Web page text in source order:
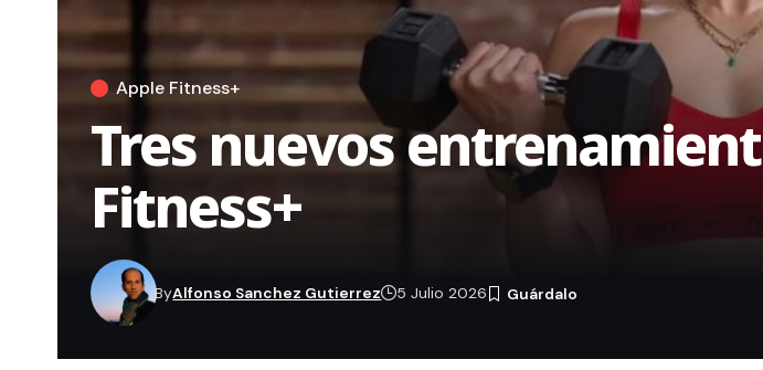
Apple Fitness+
Tres nuevos
Fitness+
ByAlfonso Sanchez Gutierrez 5 Julio 2026